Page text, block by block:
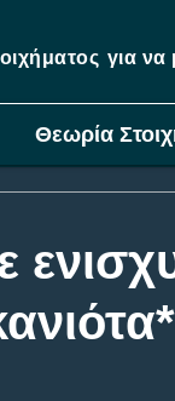
για να
Θεωρία